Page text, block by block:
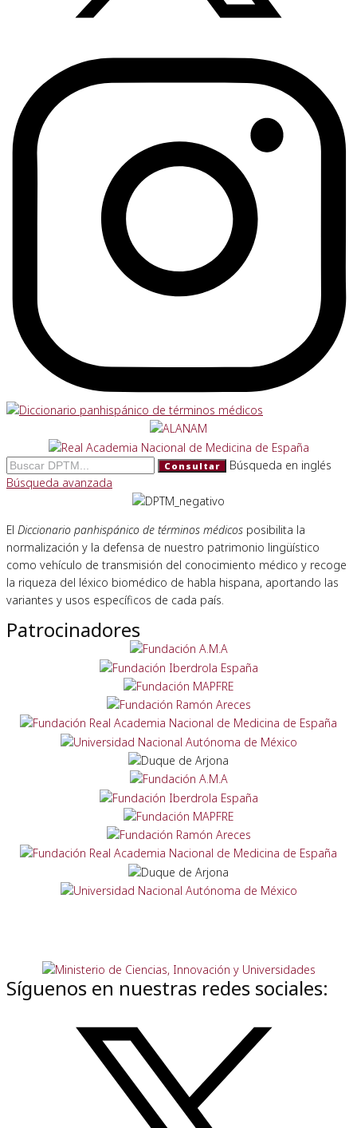
Consultar
Búsqueda en inglés
Búsqueda avanzada
El Diccionario panhispánico de términos médicos posibilita la
normalización y la defensa de nuestro patrimonio lingüístico
como vehículo de transmisión del conocimiento médico y recoge
la riqueza del léxico biomédico de habla hispana, aportando las
variantes y usos específicos de cada país.
Patrocinadores
Síguenos en nuestras redes sociales: